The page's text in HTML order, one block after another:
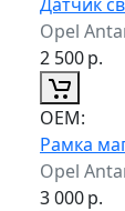
Opel
2 500р.
ОЕМ:
Рамка
Opel
3 000р.